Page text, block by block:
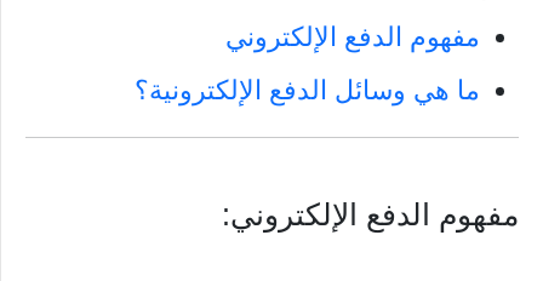
مفهوم الدفع الإلكتروني
ما هي وسائل الدفع الإلكترونية؟
مفهوم الدفع الإلكتروني: